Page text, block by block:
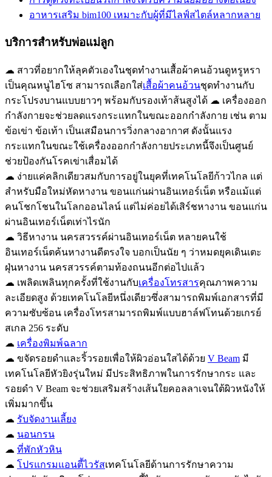
อาหารเสริม bim100 เหมาะกับผู้ที่มีไลฟ์สไตล์หลากหลาย
บริการสำหรับพ่อแม่ลูก
☁ สาวที่อยากให้ลุคตัวเองในชุดทำงานเสื้อผ้าคนอ้วนดูหรูหรา
เป็นคุณหนูไฮโซ สามารถเลือกใส่เสื้อผ้าคนอ้วนชุดทำงานกับ
กระโปรงบานแบบยาวๆ พร้อมกับรองเท้าส้นสูงได้ ☁ เครื่องออก
กำลังกายจะช่วยลดแรงกระแทกในขณะออกกำลังกาย เช่น ตาม
ข้อเข่า ข้อเท้า เป็นเสมือนการวิ่งกลางอากาศ ดังนั้นแรง
กระแทกในขณะใช้เครื่องออกกำลังกายประเภทนี้จึงเป็นศูนย์
ช่วยป้องกันโรคเข่าเสื่อมได้
☁ ง่ายแค่คลิกเดียวสมกับการอยู่ในยุคที่เทคโนโลยีก้าวไกล แต่
สำหรับมือใหม่หัดหางาน ขอนแก่นผ่านอินเทอร์เน็ต หรือแม้แต่
คนโชกโชนในโลกออนไลน์ แต่ไม่ค่อยได้เสิร์ชหางาน ขอนแก่น
ผ่านอินเทอร์เน็ตเท่าไรนัก
☁ วิธีหางาน นครสวรรค์ผ่านอินเทอร์เน็ต หลายคนใช้
อินเทอร์เน็ตค้นหางานดีตรงใจ บอกเป็นนัย ๆ ว่าหมดยุคเดินเตะ
ฝุ่นหางาน นครสวรรค์ตามท้องถนนอีกต่อไปแล้ว
☁ เพลิดเพลินทุกครั้งที่ใช้งานกับเครื่องโทรสารคุณภาพความ
ละเอียดสูง ด้วยเทคโนโลยีหนึ่งเดียวซึ่งสามารถพิมพ์เอกสารที่มี
ความซับซ้อน เครื่องโทรสามารถพิมพ์แบบฮาล์ฟโทนด้วยเกรย์
สเกล 256 ระดับ
☁ เครื่องพิมพ์ฉลาก
☁ ขจัดรอยดำและริ้วรอยเพื่อให้ผิวอ่อนใสได้ด้วย V Beam มี
เทคโนโลยีหัวยิงรุ่นใหม่ มีประสิทธิภาพในการรักษากระ และ
รอยดำ V Beam จะช่วยเสริมสร้างเส้นใยคอลลาเจนใต้ผิวหนังให้
เพิ่มมากขึ้น
☁ รับจัดงานเลี้ยง
☁ นอนกรน
☁ ที่พักหัวหิน
☁ โปรแกรมแอนตี้ไวรัสเทคโนโลยีด้านการรักษาความ